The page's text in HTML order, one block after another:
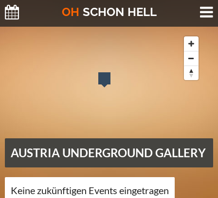
OH SCHON HELL
AUSTRIA UNDERGROUND GALLERY
Keine zukünftigen Events eingetragen